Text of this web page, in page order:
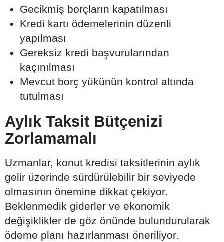
Gecikmiş borçların kapatılması
Kredi kartı ödemelerinin düzenli
yapılması
Gereksiz kredi başvurularından
kaçınılması
Mevcut borç yükünün kontrol altında
tutulması
Aylık Taksit Bütçenizi
Zorlamamalı
Uzmanlar, konut kredisi taksitlerinin aylık
gelir üzerinde sürdürülebilir bir seviyede
olmasının önemine dikkat çekiyor.
Beklenmedik giderler ve ekonomik
değişiklikler de göz önünde bulundurularak
ödeme planı hazırlanması öneriliyor.